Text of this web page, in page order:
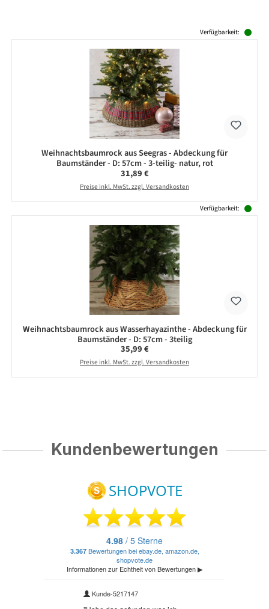
Verfügbarkeit:
Weihnachtsbaumrock aus Seegras - Abdeckung für
Baumständer - D: 57cm - 3-teilig- natur, rot
Regulärer Preis:
31,89 €
Preise inkl. MwSt. zzgl. Versandkosten
Verfügbarkeit:
Weihnachtsbaumrock aus Wasserhayazinthe - Abdeckung für
Baumständer - D: 57cm - 3teilig
Regulärer Preis:
35,99 €
Preise inkl. MwSt. zzgl. Versandkosten
Kundenbewertungen